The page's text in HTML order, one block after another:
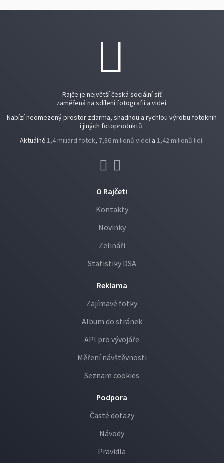
Rajče je největší česká sociální síť
zaměřená na sdílení fotografií a videí.
Nabízí neomezený prostor zdarma, snadnou a rychlou výrobu fotoknih
i jiných fotoproduktů.
Aktuálně1,4 miliard fotek, 7,86 milionů videí a 1,42 milionů lidí.
O Rajčeti
Kontakty
Novinky
Zelináři
Statistiky DSA
Reklama
Zajímavé fotky
Album do stránek
API pro vývojáře
Měření návštěvnosti
Seznam cookies
Podpora
Časté dotazy
Návody
Pravidla